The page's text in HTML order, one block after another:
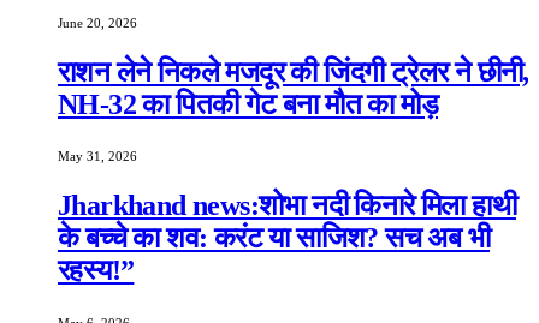
June 20, 2026
राशन लेने निकले मजदूर की जिंदगी ट्रेलर ने छीनी,
NH-32 का पितकी गेट बना मौत का मोड़
May 31, 2026
Jharkhand news:शोभा नदी किनारे मिला हाथी
के बच्चे का शव: करंट या साजिश? सच अब भी
रहस्य!”